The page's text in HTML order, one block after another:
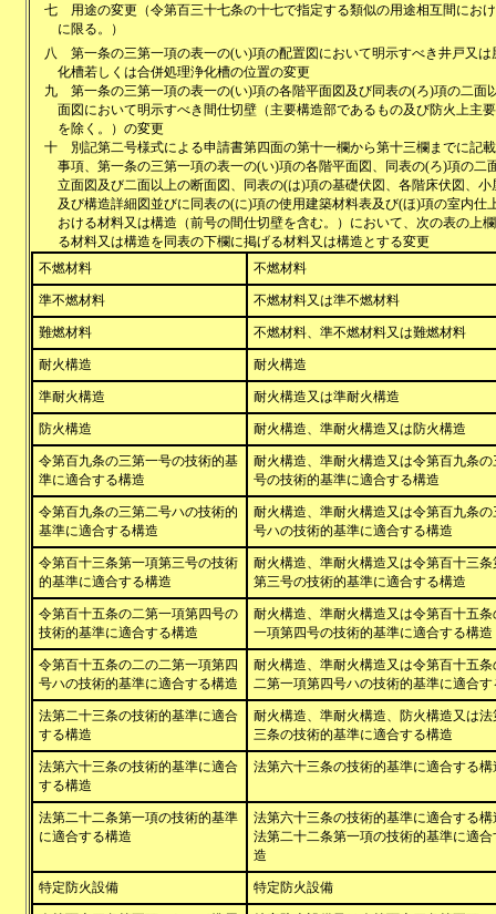
七
用途の変更（令第百三十七条の十七で指定する類似の用途相互間にお
に限る。）
八
第一条の三第一項の表一の(い)項の配置図において明示すべき井戸又は
化槽若しくは合併処理浄化槽の位置の変更
九
第一条の三第一項の表一の(い)項の各階平面図及び同表の(ろ)項の二面
面図において明示すべき間仕切壁（主要構造部であるもの及び防火上主
を除く。）の変更
十
別記第二号様式による申請書第四面の第十一欄から第十三欄までに記
事項、第一条の三第一項の表一の(い)項の各階平面図、同表の(ろ)項の二
立面図及び二面以上の断面図、同表の(は)項の基礎伏図、各階床伏図、小
及び構造詳細図並びに同表の(に)項の使用建築材料表及び(ほ)項の室内仕
おける材料又は構造（前号の間仕切壁を含む。）において、次の表の上
る材料又は構造を同表の下欄に掲げる材料又は構造とする変更
不燃材料
不燃材料
準不燃材料 不燃材料又は準不燃材料
難燃材料 不燃材料、準不燃材料又は難燃材料
耐火構造 耐火構造
準耐火構造 耐火構造又は準耐火構造
防火構造 耐火構造、準耐火構造又は防火構造
令第百九条の三第一号の技術的基
準に適合する構造
耐火構造、準耐火構造又は令第百九条の
号の技術的基準に適合する構造
令第百九条の三第二号ハの技術的
基準に適合する構造
耐火構造、準耐火構造又は令第百九条の
号ハの技術的基準に適合する構造
令第百十三条第一項第三号の技術
的基準に適合する構造
耐火構造、準耐火構造又は令第百十三条
第三号の技術的基準に適合する構造
令第百十五条の二第一項第四号の
技術的基準に適合する構造
耐火構造、準耐火構造又は令第百十五条
一項第四号の技術的基準に適合する構造
令第百十五条の二の二第一項第四
号ハの技術的基準に適合する構造
耐火構造、準耐火構造又は令第百十五条
二第一項第四号ハの技術的基準に適合す
法第二十三条の技術的基準に適合
する構造
耐火構造、準耐火構造、防火構造又は法
三条の技術的基準に適合する構造
法第六十三条の技術的基準に適合
する構造
法第六十三条の技術的基準に適合する構
法第二十二条第一項の技術的基準
に適合する構造
法第六十三条の技術的基準に適合する構
法第二十二条第一項の技術的基準に適合
造
特定防火設備 特定防火設備